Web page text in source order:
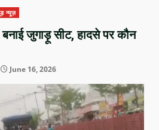
न्यूज़
जुगाड़ू सीट, हादसे पर कौन
June 16, 2026